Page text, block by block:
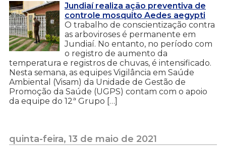
Jundiaí realiza ação preventiva de
controle mosquito Aedes aegypti
O trabalho de conscientização contra
as arboviroses é permanente em
Jundiaí. No entanto, no período com
o registro de aumento da
temperatura e registros de chuvas, é intensificado.
Nesta semana, as equipes Vigilância em Saúde
Ambiental (Visam) da Unidade de Gestão de
Promoção da Saúde (UGPS) contam com o apoio
da equipe do 12ª Grupo […]
quinta-feira, 13 de maio de 2021